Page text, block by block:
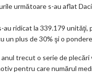
următoare s-au aflat
au ridicat la 339.179
un plus de 30% şi o
anul trecut o serie de
pentru care numărul